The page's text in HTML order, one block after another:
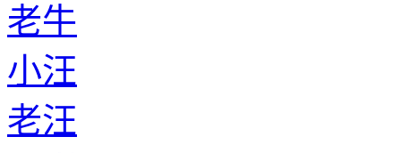
老牛
小汪
老汪